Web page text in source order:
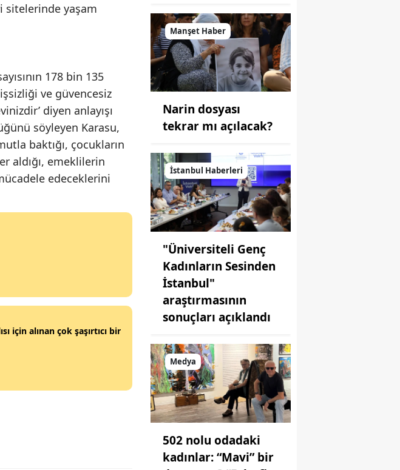
sitelerinde yaşam
178 bin 135
ve güvencesiz
diyen anlayışı
söyleyen Karasu,
baktığı, çocukların
aldığı, emeklilerin
edeceklerini
için alınan çok şaşırtıcı bir
Manşet Haber
Narin dosyası
tekrar mı açılacak?
İstanbul Haberleri
"Üniversiteli Genç
Kadınların Sesinden
İstanbul"
araştırmasının
sonuçları açıklandı
Medya
502 nolu odadaki
kadınlar: “Mavi” bir